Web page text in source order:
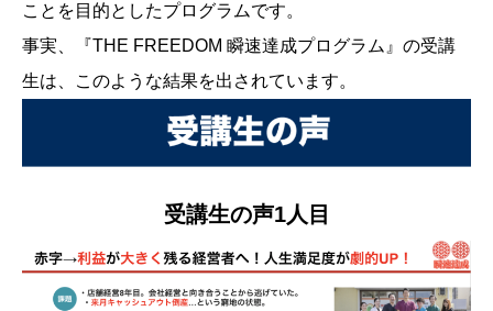
ことを目的としたプログラムです。
事実、『THE FREEDOM 瞬速達成プログラム』の受講
生は、このような結果を出されています。
受講生の声1人目